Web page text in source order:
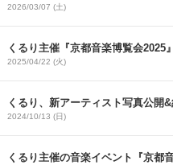
2026/03/07 (土)
くるり主催『京都音楽博覧会2025
2025/04/22 (火)
くるり、新アーティスト写真公開
2024/10/13 (日)
くるり主催の音楽イベント『京都